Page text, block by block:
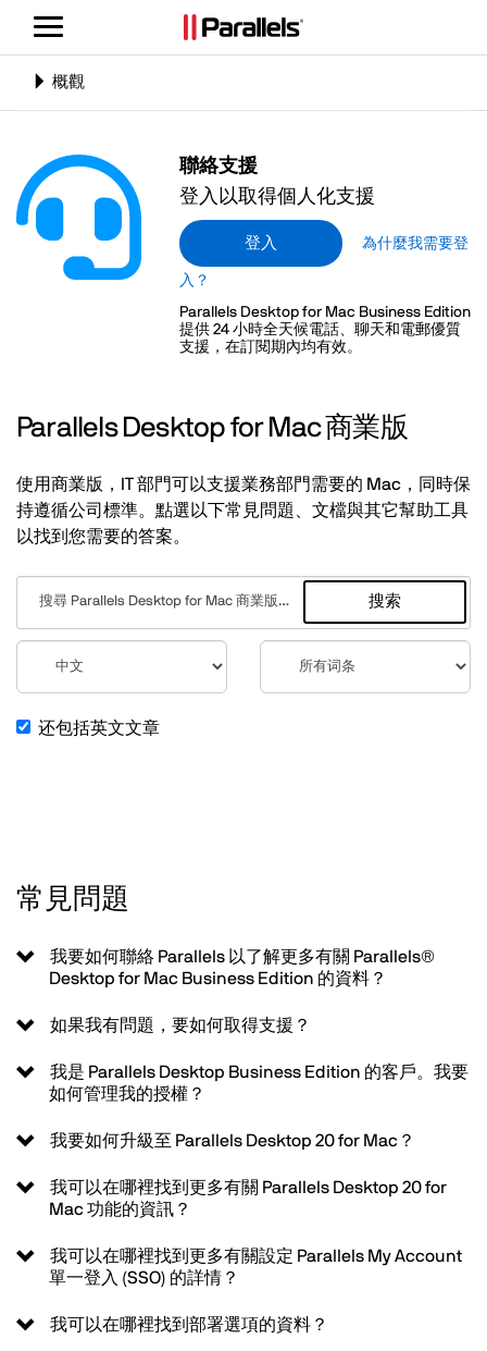
切
導
切 概觀
聯絡支援
登入以取得個人化支援
登入 為什麼我需要登
入？
Parallels Desktop for Mac Business Edition
提供 24 小時全天候電話、聊天和電郵優質
支援，在訂閱期內均有效。
Parallels Desktop for Mac 商業版
使用商業版，IT 部門可以支援業務部門需要的 Mac，同時保
持遵循公司標準。點選以下常見問題、文檔與其它幫助工具
以找到您需要的答案。
搜索
还包括英文文章
常見問題
我要如何聯絡 Parallels 以了解更多有關 Parallels®
Desktop for Mac Business Edition 的資料？
如果我有問題，要如何取得支援？
我是 Parallels Desktop Business Edition 的客戶。我要
如何管理我的授權？
我要如何升級至 Parallels Desktop 20 for Mac？
我可以在哪裡找到更多有關 Parallels Desktop 20 for
Mac 功能的資訊？
我可以在哪裡找到更多有關設定 Parallels My Account
單一登入 (SSO) 的詳情？
我可以在哪裡找到部署選項的資料？